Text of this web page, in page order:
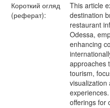
Короткий огляд
(реферат):
This article
destination
restaurant
Odessa,
enhancing
approaches
tourism,
visualization
offerings for